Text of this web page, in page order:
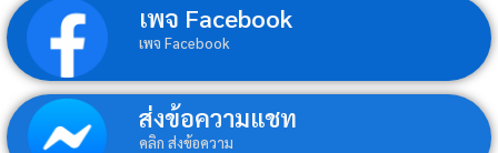
เพจ Facebook
เพจ Facebook
ส่งข้อความแชท
คลิก ส่งข้อความ